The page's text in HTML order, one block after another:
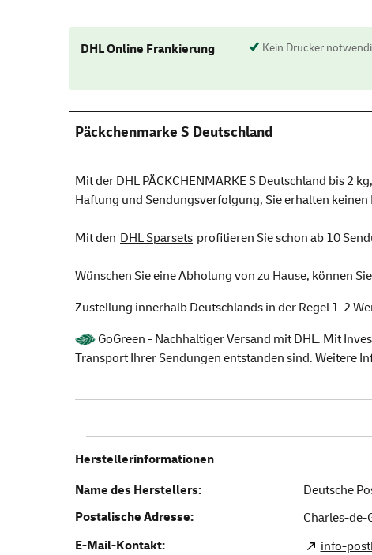
DHL Online Frankierung Kein Drucker
Päckchenmarke S Deutschland
Mit der DHL PÄCKCHENMARKE S Deutschland bis 2
Haftung und Sendungsverfolgung, Sie erhalten
Mit den DHL Sparsets profitieren Sie schon ab 10
Wünschen Sie eine Abholung von zu Hause, können
Zustellung innerhalb Deutschlands in der Regel 1-2
GoGreen - Nachhaltiger Versand mit DHL. Mit
Transport Ihrer Sendungen entstanden sind. Weitere
Herstellerinformationen
Name des Herstellers:
Deutsche
Postalische Adresse:
Charles-de-
E-Mail-Kontakt:
info-